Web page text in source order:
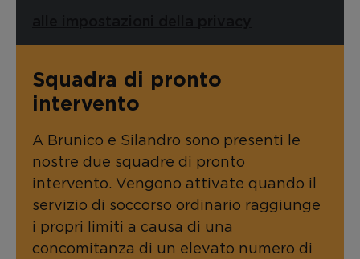
Squadra di pronto
intervento
A Brunico e Silandro sono presenti le
nostre due squadre di pronto
intervento. Vengono attivate quando il
servizio di soccorso ordinario raggiunge
i propri limiti a causa di una
concomitanza di un elevato numero di